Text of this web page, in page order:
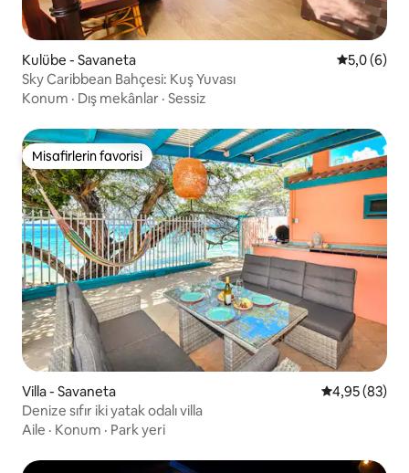
Kulübe - Savaneta 55,0 (6)
Sky Caribbean Bahçesi: Kuş Yuvası
Konum · Dış mekânlar · Sessiz
Misafirlerin favorisi
Misafirlerin favorisi
Villa - Savaneta 5 üzerinden
4,95 (83)
Denize sıfır iki yatak odalı villa
Aile · Konum · Park yeri